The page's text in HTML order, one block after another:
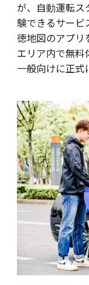
が、自動運転ス
験できるサービ
徳地図のアプリ
エリア内で無料
一般向けに正式